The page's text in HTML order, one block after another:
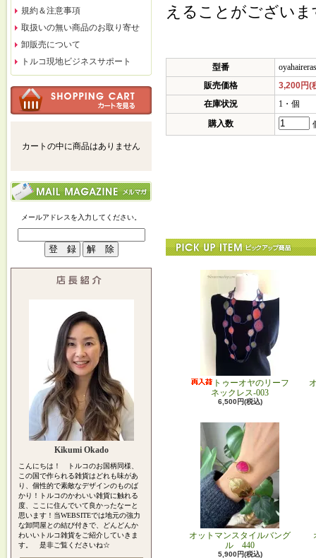
規約＆注意事項
取扱いの無い商品のお取り寄せ
卸販売について
トルコ現地ビジネスサポート
カートの中に商品はありません
メールアドレスを入力してください。
Kikumi Okado
こんにちは！ トルコのお国柄同様、
この国で作られる雑貨はどれも味があ
り、個性的で素敵なデザインのものば
かり！トルコのかわいい雑貨に触れる
度、ここに住んでいて良かったなーと
思います！当WEBSITEでは地元の強力
な卸問屋との結び付きで、どんどんか
わいいトルコ雑貨をご紹介していきま
す。 是非ご覧くださいね☆
えることがございま
型番
販売価格
3,200円(
在庫状況
1・個
購入数
トゥーオヤのリーフ
ネックレス-003
6,500円(税込)
オットマンスタイルバング
ル 440
5,900円(税込)